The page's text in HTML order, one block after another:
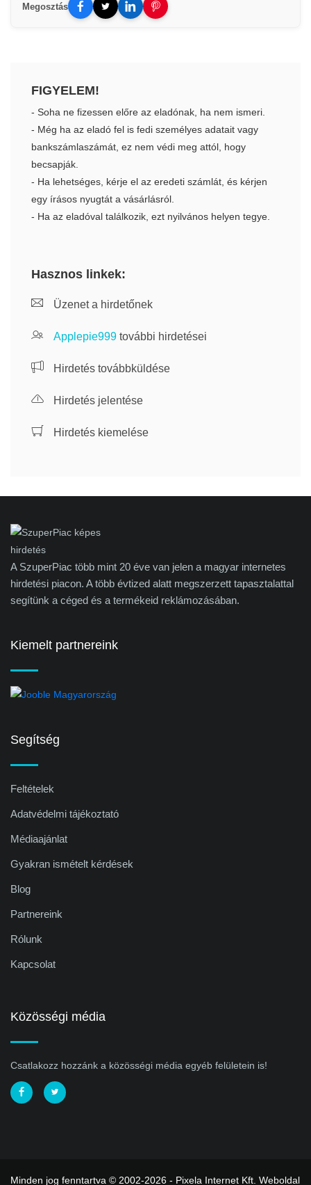
Megosztás
FIGYELEM!
- Soha ne fizessen előre az eladónak, ha nem ismeri.
- Még ha az eladó fel is fedi személyes adatait vagy
bankszámlaszámát, ez nem védi meg attól, hogy
becsapják.
- Ha lehetséges, kérje el az eredeti számlát, és kérjen
egy írásos nyugtát a vásárlásról.
- Ha az eladóval találkozik, ezt nyilvános helyen tegye.
Hasznos linkek:
Üzenet a hirdetőnek
Applepie999 további hirdetései
Hirdetés továbbküldése
Hirdetés jelentése
Hirdetés kiemelése
A SzuperPiac több mint 20 éve van jelen a magyar internetes
hirdetési piacon. A több évtized alatt megszerzett tapasztalattal
segítünk a céged és a termékeid reklámozásában.
Kiemelt partnereink
Segítség
Feltételek
Adatvédelmi tájékoztató
Médiaajánlat
Gyakran ismételt kérdések
Blog
Partnereink
Rólunk
Kapcsolat
Közösségi média
Csatlakozz hozzánk a közösségi média egyéb felületein is!
Minden jog fenntartva © 2002-2026 - Pixela Internet Kft. Weboldal